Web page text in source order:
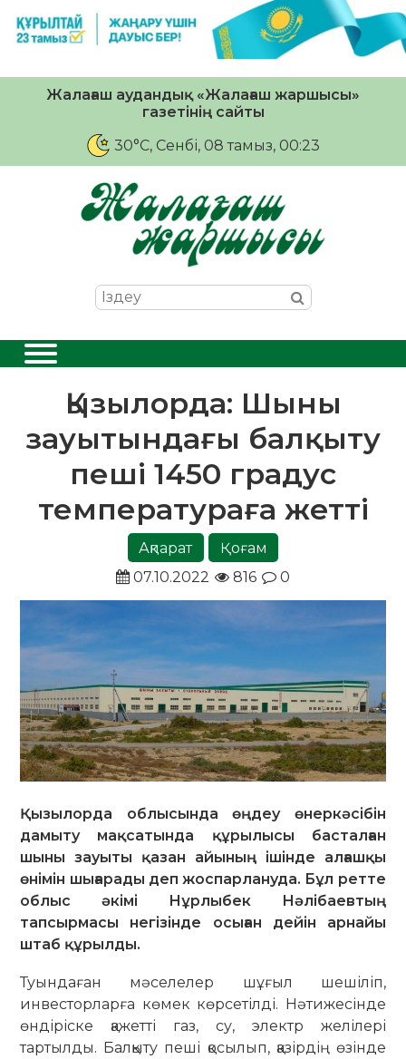
Жалағаш аудандық «Жалағаш жаршысы»
газетінің сайты
30°C, Сенбі, 08 тамыз, 00:23
Қызылорда: Шыны
зауытындағы балқыту
пеші 1450 градус
температураға жетті
Ақпарат
Қоғам
07.10.2022
816 0
Қызылорда облысында өңдеу өнеркәсібін
дамыту мақсатында құрылысы басталған
шыны зауыты қазан айының ішінде алғашқы
өнімін шығарады деп жоспарлануда. Бұл ретте
облыс әкімі Нұрлыбек Нәлібаевтың
тапсырмасы негізінде осыған дейін арнайы
штаб құрылды.
Туындаған мәселелер шұғыл шешіліп,
инвесторларға көмек көрсетілді. Нәтижесінде
өндіріске қажетті газ, су, электр желілері
тартылды. Балқыту пеші қосылып, қазірдің өзінде